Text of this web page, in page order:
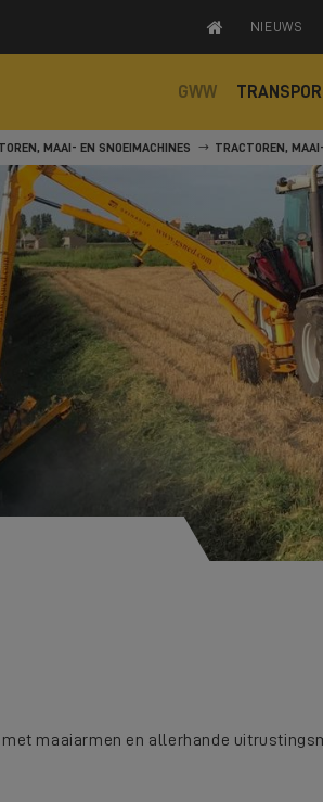
NIEUWS
GWW
MAAI- EN SNOEIMACHINES TRACTOREN,
maaiarmen en allerhande